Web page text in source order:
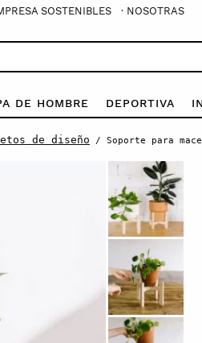
SOSTENIBLES · NOSOTRAS
DE HOMBRE DEPORTIVA
de diseño / Soporte para